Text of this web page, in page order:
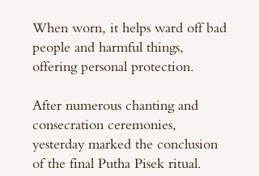
When worn, it helps ward off bad
people and harmful things,
offering personal protection.
After numerous chanting and
consecration ceremonies,
yesterday marked the conclusion
of the final Putha Pisek ritual.